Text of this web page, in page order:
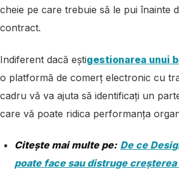
cheie pe care trebuie să le pui înainte
contract.
Indiferent dacă eștigestionarea unui
o platformă de comerț electronic cu
cadru vă va ajuta să identificați un
care vă poate ridica performanța
Citește mai multe pe: De ce
poate face sau distruge